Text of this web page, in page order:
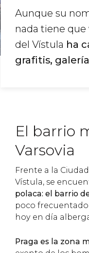
Aunque su
nada tiene que
del Vístula ha
grafitis,
El barrio
Varsovia
Frente a la
Vístula, se
polaca: el barrio
poco
hoy en día
Praga es la zona